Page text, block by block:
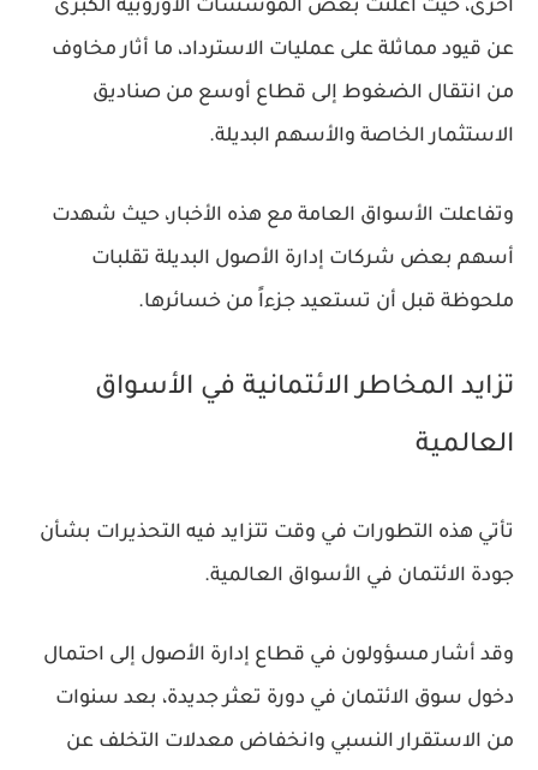
أخرى، حيث أعلنت بعض المؤسسات الأوروبية الكبرى
عن قيود مماثلة على عمليات الاسترداد، ما أثار مخاوف
من انتقال الضغوط إلى قطاع أوسع من صناديق
الاستثمار الخاصة والأسهم البديلة.
وتفاعلت الأسواق العامة مع هذه الأخبار، حيث شهدت
أسهم بعض شركات إدارة الأصول البديلة تقلبات
ملحوظة قبل أن تستعيد جزءاً من خسائرها.
تزايد المخاطر الائتمانية في الأسواق
العالمية
تأتي هذه التطورات في وقت تتزايد فيه التحذيرات بشأن
جودة الائتمان في الأسواق العالمية.
وقد أشار مسؤولون في قطاع إدارة الأصول إلى احتمال
دخول سوق الائتمان في دورة تعثر جديدة، بعد سنوات
من الاستقرار النسبي وانخفاض معدلات التخلف عن